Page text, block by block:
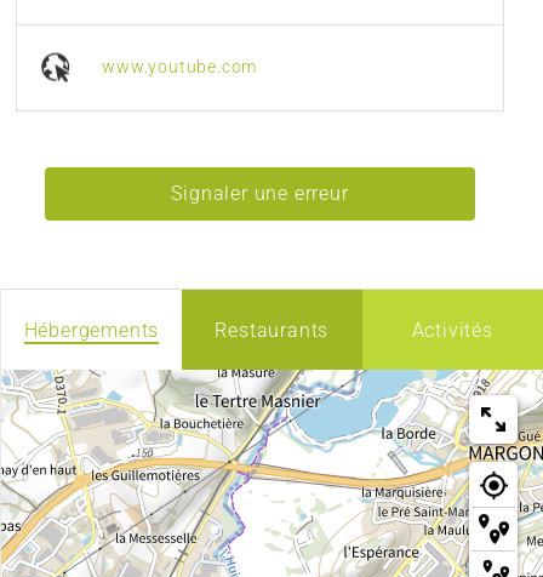
www.youtube.com
Signaler une erreur
Hébergements Restaurants Activités